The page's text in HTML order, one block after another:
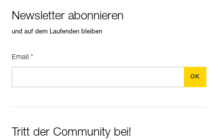
Newsletter abonnieren
und auf dem Laufenden bleiben
Email *
Tritt der Community bei!